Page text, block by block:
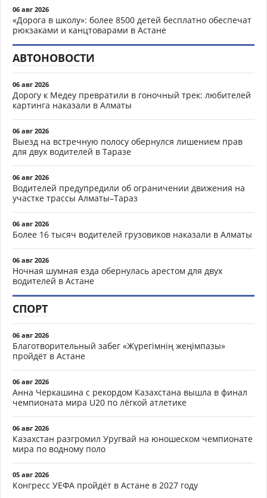
06 авг 2026
«Дорога в школу»: более 8500 детей бесплатно обеспечат
рюкзаками и канцтоварами в Астане
АВТОНОВОСТИ
06 авг 2026
Дорогу к Медеу превратили в гоночный трек: любителей
картинга наказали в Алматы
06 авг 2026
Выезд на встречную полосу обернулся лишением прав
для двух водителей в Таразе
06 авг 2026
Водителей предупредили об ограничении движения на
участке трассы Алматы–Тараз
06 авг 2026
Более 16 тысяч водителей грузовиков наказали в Алматы
06 авг 2026
Ночная шумная езда обернулась арестом для двух
водителей в Астане
СПОРТ
06 авг 2026
Благотворительный забег «Жүрегімнің жеңімпазы»
пройдёт в Астане
06 авг 2026
Анна Черкашина с рекордом Казахстана вышла в финал
чемпионата мира U20 по лёгкой атлетике
06 авг 2026
Казахстан разгромил Уругвай на юношеском чемпионате
мира по водному поло
05 авг 2026
Конгресс УЕФА пройдёт в Астане в 2027 году